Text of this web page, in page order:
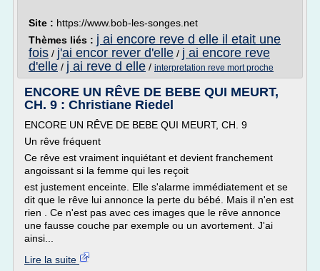
Site : https://www.bob-les-songes.net
Thèmes liés : j ai encore reve d elle il etait une
fois / j'ai encor rever d'elle / j ai encore reve
d'elle / j ai reve d elle / interpretation reve mort proche
ENCORE UN RÊVE DE BEBE QUI MEURT,
CH. 9 : Christiane Riedel
ENCORE UN RÊVE DE BEBE QUI MEURT, CH. 9
Un rêve fréquent
Ce rêve est vraiment inquiétant et devient franchement
angoissant si la femme qui les reçoit
est justement enceinte. Elle s'alarme immédiatement et se
dit que le rêve lui annonce la perte du bébé. Mais il n'en est
rien . Ce n'est pas avec ces images que le rêve annonce
une fausse couche par exemple ou un avortement. J'ai
ainsi...
Lire la suite